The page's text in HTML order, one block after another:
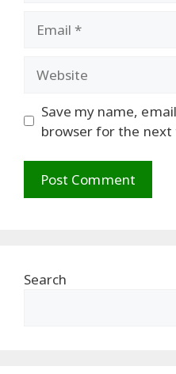
Save my name,
browser for the
Search